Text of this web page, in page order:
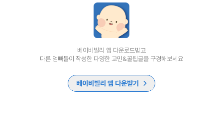
베이비빌리 앱 다운로드받고
다른 엄빠들이 작성한 다양한 고민&꿀팁글을 구경해보세요
베이비빌리 앱 다운받기